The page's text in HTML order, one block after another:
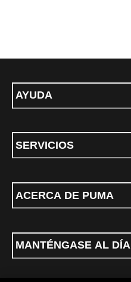
AYUDA
SERVICIOS
ACERCA DE PUMA
MANTÉNGASE AL DÍA